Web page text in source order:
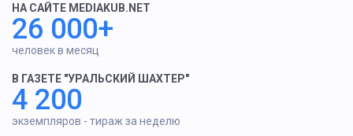
НА САЙТЕ MEDIAKUB.NET
26 000+
человек в месяц
В ГАЗЕТЕ "УРАЛЬСКИЙ ШАХТЕР"
4 200
экземпляров - тираж за неделю